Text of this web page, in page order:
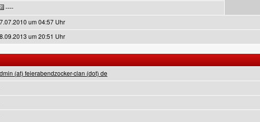
----
um 04:57 Uhr
um 20:51 Uhr
(at) feierabendzocker-clan (dot) de